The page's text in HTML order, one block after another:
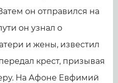
он отправился на
он узнал о
и жены, известил
крест, призывая
На Афоне Евфимий